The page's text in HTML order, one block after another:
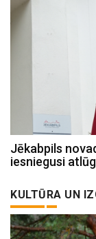
Jēkabpils
iesniegusi
KULTŪRA UN